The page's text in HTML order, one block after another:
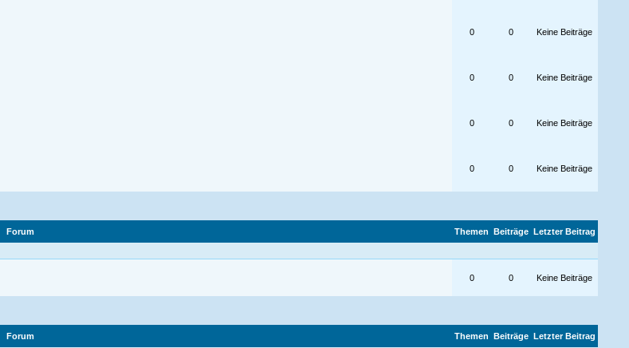
0 0 Keine Beiträge
0 0 Keine Beiträge
0 0 Keine Beiträge
0 0 Keine Beiträge
Forum Themen Beiträge Letzter Beitrag
0 0 Keine Beiträge
Forum Themen Beiträge Letzter Beitrag